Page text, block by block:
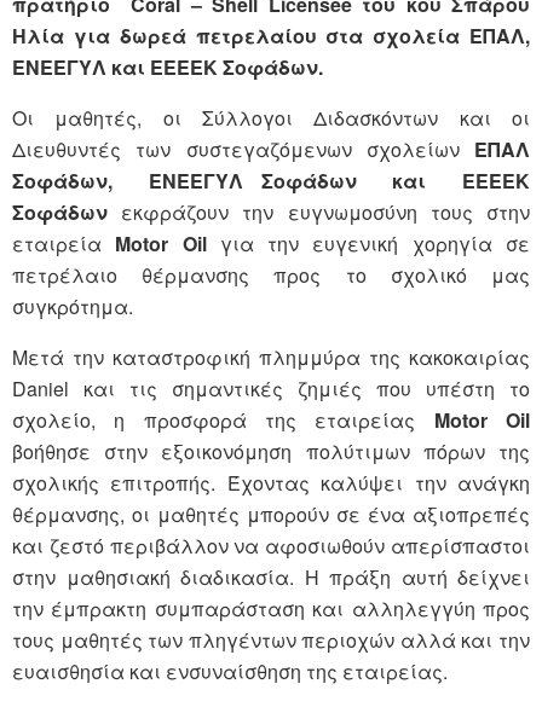
Ηλία για δωρεά πετρελαίου στα σχολεία ΕΠΑΛ,
ΕΝΕΕΓΥΛ και ΕΕΕΕΚ Σοφάδων.
Οι μαθητές, οι Σύλλογοι Διδασκόντων και οι
Διευθυντές των συστεγαζόμενων σχολείων ΕΠΑΛ
Σοφάδων, ΕΝΕΕΓΥΛ Σοφάδων και ΕΕΕΕΚ
Σοφάδων εκφράζουν την ευγνωμοσύνη τους στην
εταιρεία Motor Oilγια την ευγενική χορηγία σε
πετρέλαιο θέρμανσης προς το σχολικό μας
συγκρότημα.
Μετά την καταστροφική πλημμύρα της κακοκαιρίας
Daniel και τις σημαντικές ζημιές που υπέστη το
σχολείο, η προσφορά της εταιρείας Motor
Oil
βοήθησε στην εξοικονόμηση πολύτιμων πόρων της
σχολικής επιτροπής. Έχοντας καλύψει την ανάγκη
θέρμανσης, οι μαθητές μπορούν σε ένα αξιοπρεπές
και ζεστό περιβάλλον να αφοσιωθούν απερίσπαστοι
στην μαθησιακή διαδικασία. Η πράξη αυτή δείχνει
την έμπρακτη συμπαράσταση και αλληλεγγύη προς
τους μαθητές των πληγέντων περιοχών αλλά και την
ευαισθησία και ενσυναίσθηση της εταιρείας.